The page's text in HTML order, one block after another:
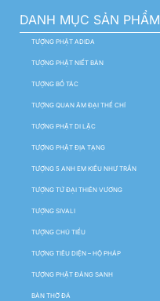
DANH MỤC SẢN PHẨM
TƯỢNG PHẬT ADIDA
TƯỢNG PHẬT NIẾT BÀN
TƯỢNG BỒ TÁC
TƯỢNG QUAN ÂM ĐẠI THẾ CHÍ
TƯỢNG PHẬT DI LẶC
TƯỢNG PHẬT ĐỊA TẠNG
TƯỢNG 5 ANH EM KIỀU NHƯ TRẦN
TƯỢNG TỨ ĐẠI THIÊN VƯƠNG
TƯỢNG SIVALI
TƯỢNG CHÚ TIỂU
TƯỢNG TIÊU DIỆN – HỘ PHÁP
TƯỢNG PHẬT ĐẢNG SANH
BÀN THỜ ĐÁ